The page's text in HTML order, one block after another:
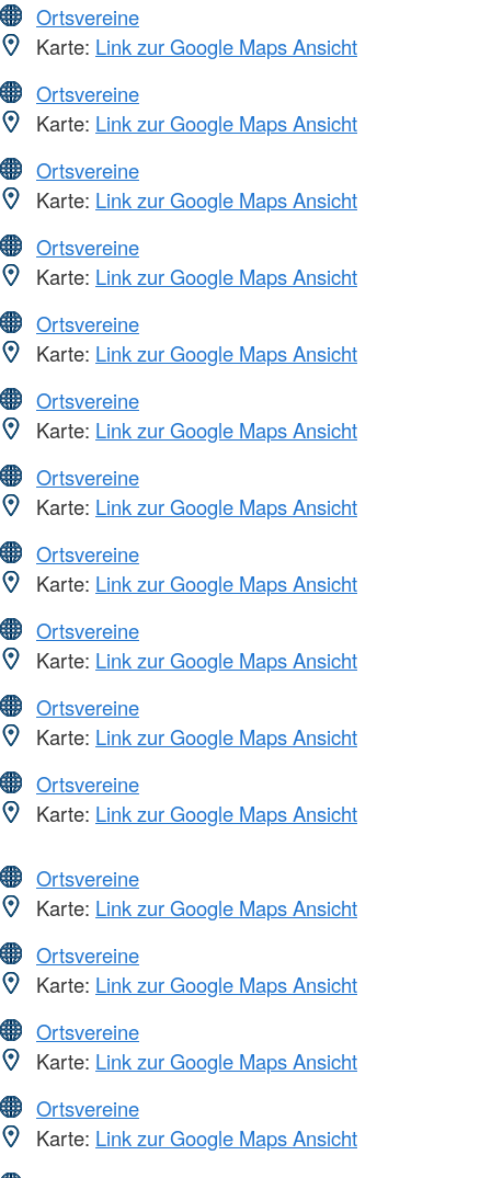
Ortsvereine
Karte: Link zur Google Maps Ansicht
Ortsvereine
Karte: Link zur Google Maps Ansicht
Ortsvereine
Karte: Link zur Google Maps Ansicht
Ortsvereine
Karte: Link zur Google Maps Ansicht
Ortsvereine
Karte: Link zur Google Maps Ansicht
Ortsvereine
Karte: Link zur Google Maps Ansicht
Ortsvereine
Karte: Link zur Google Maps Ansicht
Ortsvereine
Karte: Link zur Google Maps Ansicht
Ortsvereine
Karte: Link zur Google Maps Ansicht
Ortsvereine
Karte: Link zur Google Maps Ansicht
Ortsvereine
Karte: Link zur Google Maps Ansicht
Ortsvereine
Karte: Link zur Google Maps Ansicht
Ortsvereine
Karte: Link zur Google Maps Ansicht
Ortsvereine
Karte: Link zur Google Maps Ansicht
Ortsvereine
Karte: Link zur Google Maps Ansicht